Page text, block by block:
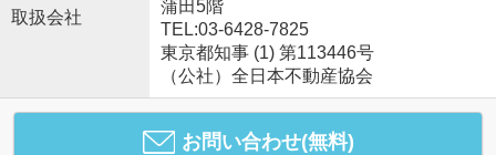
取扱会社
蒲田5階
TEL:03-6428-7825
東京都知事 (1) 第113446号
（公社）全日本不動産協会
お問い合わせ(無料)